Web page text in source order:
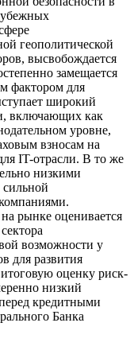
геополитической
высвобождается
замещается
фактором для
широкий
включающих как
уровне,
взносам на
IT-отрасли. В то же
низкими
рынке оценивается
возможности у
для развития
оценку риск-
низкий
кредитными
Банка